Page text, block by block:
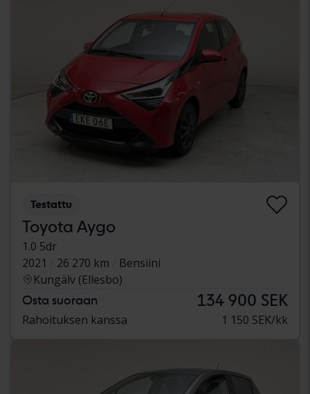
Testattu
Toyota Aygo
1.0 5dr
2021
26 270 km
Bensiini
Kungälv (Ellesbo)
Osta suoraan 134 900 SEK
Rahoituksen kanssa 1 150 SEK/kk